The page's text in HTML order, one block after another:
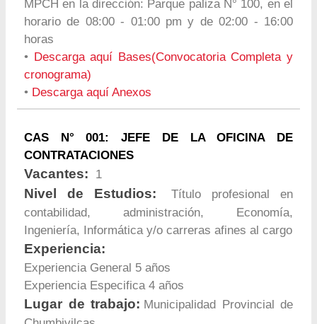
MPCH en la dirección: Parque paliza N° 100, en el
horario de 08:00 - 01:00 pm y de 02:00 - 16:00
horas
•
Descarga aquí Bases(Convocatoria Completa y
cronograma)
• Descarga aquí Anexos
CAS N° 001: JEFE DE LA OFICINA DE
CONTRATACIONES
Vacantes: 1
Nivel de Estudios:
Título profesional en
contabilidad, administración, Economía,
Ingeniería, Informática y/o carreras afines al cargo
Experiencia:
Experiencia General 5 años
Experiencia Especifica 4 años
Lugar de trabajo: Municipalidad Provincial de